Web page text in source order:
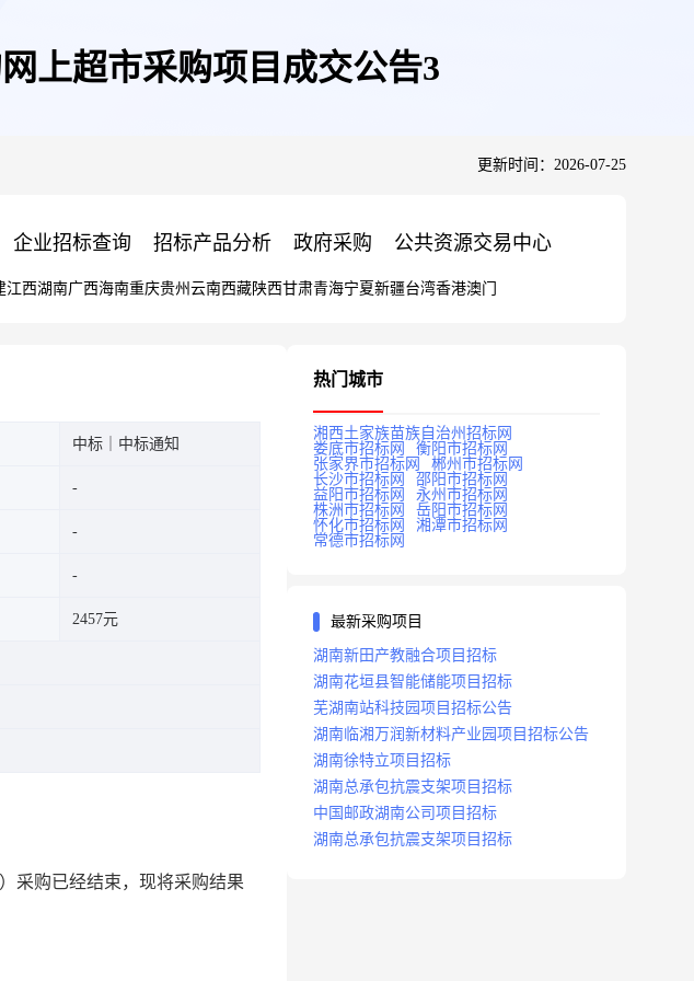
上超市采购项目成交公告3
更新时间：2026-07-25
企业招标查询 招标产品分析 政府采购 公共资源交易中心
江西湖南广西海南重庆贵州 云南西藏陕西甘肃青海宁夏新疆台湾香港澳门
中标｜中标通知
2457元
）采购已经结束，现将采购结果
热门城市
湘西土家族苗族自治州招标网
娄底市招标网
衡阳市招标网
张家界市招标网
郴州市招标网
长沙市招标网
邵阳市招标网
益阳市招标网
永州市招标网
株洲市招标网
岳阳市招标网
怀化市招标网
湘潭市招标网
常德市招标网
最新采购项目
湖南新田产教融合项目招标
湖南花垣县智能储能项目招标
芜湖南站科技园项目招标公告
湖南临湘万润新材料产业园项目招标公告
湖南徐特立项目招标
湖南总承包抗震支架项目招标
中国邮政湖南公司项目招标
湖南总承包抗震支架项目招标